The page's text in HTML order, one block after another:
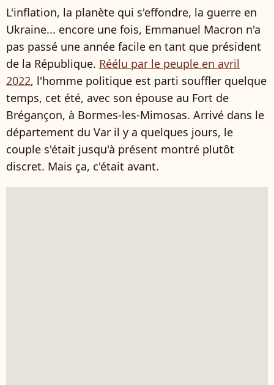
L'inflation, la planète qui s'effondre, la guerre en
Ukraine... encore une fois, Emmanuel Macron n'a
pas passé une année facile en tant que président
de la République. Réélu par le peuple en avril
2022, l'homme politique est parti souffler quelque
temps, cet été, avec son épouse au Fort de
Brégançon, à Bormes-les-Mimosas. Arrivé dans le
département du Var il y a quelques jours, le
couple s'était jusqu'à présent montré plutôt
discret. Mais ça, c'était avant.